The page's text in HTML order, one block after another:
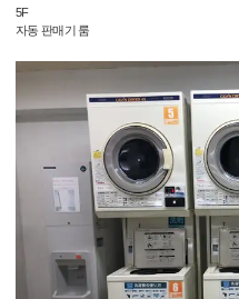
5F
자동 판매기 룸